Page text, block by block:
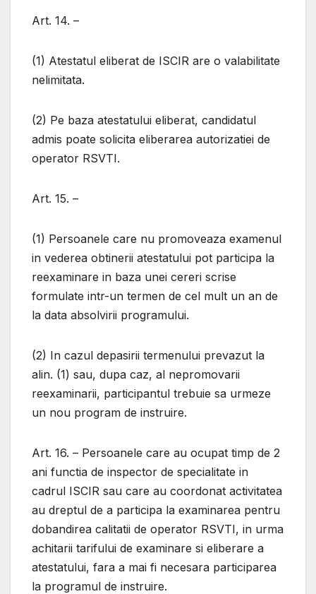
Art. 14. –
(1) Atestatul eliberat de ISCIR are o valabilitate
nelimitata.
(2) Pe baza atestatului eliberat, candidatul
admis poate solicita eliberarea autorizatiei de
operator RSVTI.
Art. 15. –
(1) Persoanele care nu promoveaza examenul
in vederea obtinerii atestatului pot participa la
reexaminare in baza unei cereri scrise
formulate intr-un termen de cel mult un an de
la data absolvirii programului.
(2) In cazul depasirii termenului prevazut la
alin. (1) sau, dupa caz, al nepromovarii
reexaminarii, participantul trebuie sa urmeze
un nou program de instruire.
Art. 16. – Persoanele care au ocupat timp de 2
ani functia de inspector de specialitate in
cadrul ISCIR sau care au coordonat activitatea
au dreptul de a participa la examinarea pentru
dobandirea calitatii de operator RSVTI, in urma
achitarii tarifului de examinare si eliberare a
atestatului, fara a mai fi necesara participarea
la programul de instruire.